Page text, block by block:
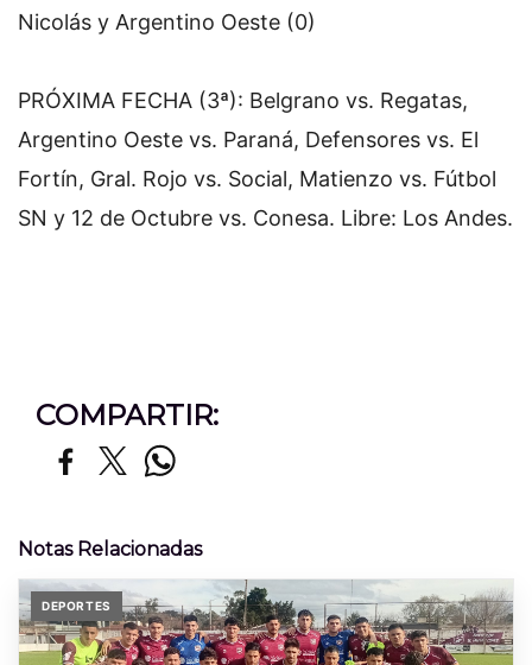
Nicolás y Argentino Oeste (0)
PRÓXIMA FECHA (3ª): Belgrano vs. Regatas,
Argentino Oeste vs. Paraná, Defensores vs. El
Fortín, Gral. Rojo vs. Social, Matienzo vs. Fútbol
SN y 12 de Octubre vs. Conesa. Libre: Los Andes.
COMPARTIR:
Notas Relacionadas
DEPORTES